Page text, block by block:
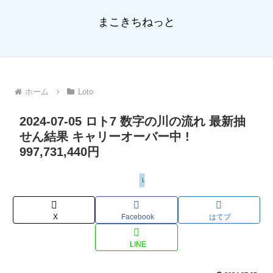
まこきちねっと
ホーム Loto
2024-07-05 ロト7 数字の川の流れ 最新抽
せん結果 キャリーオーバー中 !
997,731,440円
Loto
X Facebook はてブ
LINE